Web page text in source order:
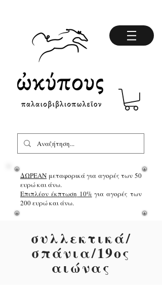
ΔΩΡΕΑΝ μεταφορικά για αγορές των 50
ευρώ και άνω.
Επιπλέον έκπτωση 10%για αγορές των
200 ευρώ και άνω.
συλλεκτικά/
σπάνια/19ος
αιώνας